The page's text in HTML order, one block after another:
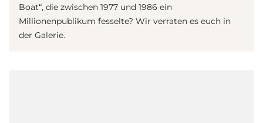
Boat“, die zwischen 1977 und 1986 ein
Millionenpublikum fesselte? Wir verraten es euch in
der Galerie.